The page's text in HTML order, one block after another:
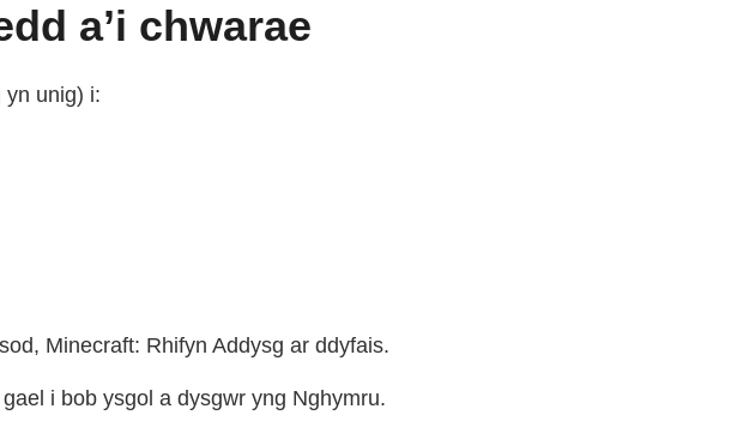
a’i chwarae
yn unig) i:
Minecraft: Rhifyn Addysg ar ddyfais.
i bob ysgol a dysgwr yng Nghymru.